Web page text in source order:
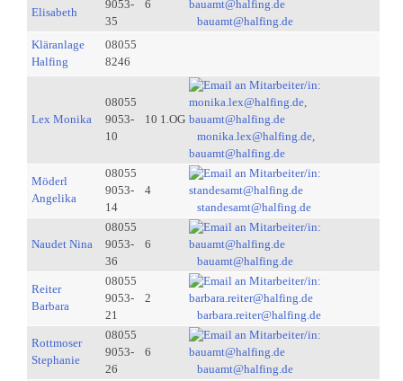
Elisabeth
9053-
35
6
bauamt@halfing.de
Kläranlage
Halfing
08055
8246
Lex Monika
08055
9053-
10
10 1.OG
monika.lex@halfing.de,
bauamt@halfing.de
Möderl
Angelika
08055
9053-
14
4
standesamt@halfing.de
Naudet Nina
08055
9053-
36
6
bauamt@halfing.de
Reiter
Barbara
08055
9053-
21
2
barbara.reiter@halfing.de
Rottmoser
Stephanie
08055
9053-
26
6
bauamt@halfing.de